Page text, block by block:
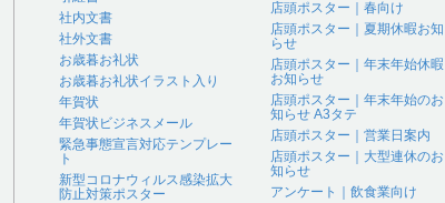
社内文書
社外文書
お歳暮お礼状
お歳暮お礼状イラスト入り
年賀状
年賀状ビジネスメール
緊急事態宣言対応テンプレー
ト
新型コロナウィルス感染拡大
防止対策ポスター
店頭ポスター｜春向け
店頭ポスター｜夏期休暇お知
らせ
店頭ポスター｜年末年始休暇
お知らせ
店頭ポスター｜年末年始のお
知らせ A3タテ
店頭ポスター｜営業日案内
店頭ポスター｜大型連休のお
知らせ
アンケート｜飲食業向け